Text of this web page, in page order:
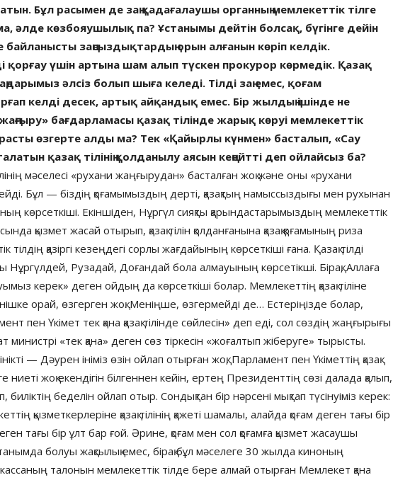
Бұл расымен де заң қадағалаушы органның мемлекеттік тілге
әлде көзбояушылық па? Ұстанымы дейтін болсақ, бүгінге дейін
байланысты заңсыздықтардың орын алғанын көріп келдік.
қорғау үшін артына шам алып түскен прокурор көрмедік. Қазақ
әлсіз болып шыға келеді. Тілді заң емес, қоғам
келді десек, артық айқандық емес. Бір жылдың ішінде не
бағдарламасы қазақ тілінде жарық көруі мемлекеттік
өзгерте алды ма? Тек «Қайырлы күнмен» басталып, «Сау
қазақ тілінің қолданылу аясын кеңейтті деп ойлайсыз ба?
мәселесі «рухани жаңғырудан» басталған жоқ және оны «рухани
Бұл — біздің қоғамымыздың дерті, қазақтың намыссыздығы мен рухынан
көрсеткіші. Екіншіден, Нұргүл сияқты қарындастарымыздың мемлекеттік
қызмет жасай отырып, қазақ тілін қолданғанына қазақ қоғамының риза
қазіргі кезеңдегі сорлы жағдайының көрсеткіші ғана. Қазақ тілді
Нұргүлдей, Рузадай, Доғандай бола алмауының көрсетікші. Бірақ, Аллаға
керек» деген ойдың да көрсеткіші болар. Мемлекеттің қазақ тіліне
орай, өзгерген жоқ. Меніңше, өзгермейді де… Естеріңізде болар,
пен Үкімет тек қана қазақ тілінде сөйлесін» деп еді, сол сөздің жаңғырығы
министрі «тек қана» деген сөз тіркесін «жоғалтып жіберуге» тырысты.
— Дәурен ініміз өзін ойлап отырған жоқ, Парламент пен Үкіметтің қазақ
ниеті жоқ екендігін білгеннен кейін, ертең Президенттің сөзі далада қалып,
биліктің беделін ойлап отыр. Сондықтан бір нәрсені мықтап түсінуіміз керек:
қызметкерлеріне қазақ тілінің қажеті шамалы, алайда қоғам деген тағы бір
тағы бір ұлт бар ғой. Әрине, қоғам мен сол қоғамға қызмет жасаушы
болуы жақсылық емес, бірақ бұл мәселеге 30 жылда киноның
талонын мемлекеттік тілде бере алмай отырған Мемлекет қана